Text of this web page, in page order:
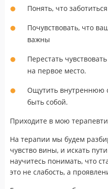
Понять, что
Почувствовать, что
важны
Перестать
на первое место.
Ощутить внутреннюю
быть собой.
Приходите в мою
На терапии мы будем
чувство вины, и искать
научитесь понимать, что
это не слабость, а